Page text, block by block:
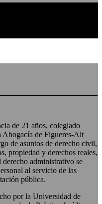
de 21 años, colegiado
Abogacía de Figueres-Alt
de asuntos de derecho civil,
propiedad y derechos reales,
administrativo se
al servicio de las
pública.
por la Universidad de